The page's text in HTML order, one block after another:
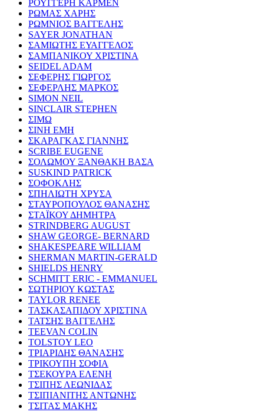
ΡΟΥΓΓΕΡΗ ΚΑΡΜΕΝ
ΡΩΜΑΣ ΧΑΡΗΣ
ΡΩΜΝΙΟΣ ΒΑΓΓΕΛΗΣ
SAYER JONATHAN
ΣΑΜΙΩΤΗΣ ΕΥΑΓΓΕΛΟΣ
ΣΑΜΠΑΝΙΚΟΥ ΧΡΙΣΤΙΝΑ
SEIDEL ADAM
ΣΕΦΕΡΗΣ ΓΙΩΡΓΟΣ
ΣΕΦΕΡΛΗΣ ΜΑΡΚΟΣ
SIMON NEIL
SINCLAIR STEPHEN
ΣΙΜΩ
ΣΙΝΗ ΕΜΗ
ΣΚΑΡΑΓΚΑΣ ΓΙΑΝΝΗΣ
SCRIBE EUGENE
ΣΟΛΩΜΟΥ ΞΑΝΘΑΚΗ ΒΑΣΑ
SUSKIND PATRICK
ΣΟΦΟΚΛΗΣ
ΣΠΗΛΙΩΤΗ ΧΡΥΣΑ
ΣΤΑΥΡΟΠΟΥΛΟΣ ΘΑΝΑΣΗΣ
ΣΤΑΪΚΟΥ ΔΗΜΗΤΡΑ
STRINDBERG AUGUST
SHAW GEORGE- BERNARD
SHAKESPEARE WILLIAM
SHERMAN MARTIN-GERALD
SHIELDS HENRY
SCHMITT ERIC - EMMANUEL
ΣΩΤΗΡΙΟΥ ΚΩΣΤΑΣ
TAYLOR RENEE
ΤΑΣΚΑΣΑΠΙΔΟΥ ΧΡΙΣΤΙΝΑ
ΤΑΤΣΗΣ ΒΑΓΓΕΛΗΣ
TEEVAN COLIN
TOLSTOY LEO
ΤΡΙΑΡΙΔΗΣ ΘΑΝΑΣΗΣ
ΤΡΙΚΟΥΠΗ ΣΟΦΙΑ
ΤΣΕΚΟΥΡΑ ΕΛΕΝΗ
ΤΣΙΠΗΣ ΛΕΩΝΙΔΑΣ
ΤΣΙΠΙΑΝΙΤΗΣ ΑΝΤΩΝΗΣ
ΤΣΙΤΑΣ ΜΑΚΗΣ